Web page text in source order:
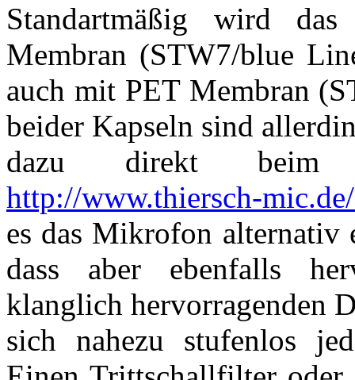
Standartmäßig wird
Membran (STW7/blue
auch mit PET Membran
beider Kapseln sind
dazu direkt beim
http://www.thiersch-
es das Mikrofon alternativ
dass aber ebenfalls
klanglich hervorragenden
sich nahezu stufenlos